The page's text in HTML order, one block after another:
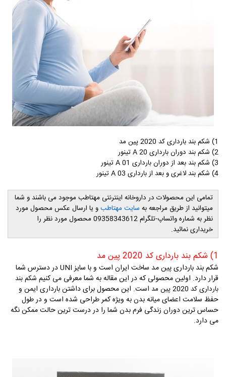
1) شکم بند بارداری کد 2020 پین مد
2) شکم بند دوران بارداری
A 20تینور
3) شکم بند بعد از دوران بارداری
A 01تینور
4) شکم بند لاغری و بعد از بارداری
A 03تینور
تمامی این محصولات در داروخانه اینترنتی مهتاطب موجود می باشند و شما
میتوانید از طریق مراجعه به سایت مهتاطبو یا ارسال عکس محصول مورد
نظر به شماره واتساپ-تلگرام 09358343612 محصول مورد نظر را
خریداری نمائید.
1) شکم بند بارداری کد 2020 پین مد
شکم بند بارداری پین مد ساخت ایران است و با سایزUNIدر دسترس شما
قرار دارد. اولین محصولی که در این مقاله به شما معرفی می کنیم شکم بند
بارداری کد 2020 پین مد
است. این محصول برای داشتن بارداری ایمن و
حفظ سلامت اعضای میانه بدن به ویژه کمر طراحی شده است و در طول
حساس ترین دوران زندگی فرم بدن شما را در درست ترین حالت ممکن نگه
می دارد.